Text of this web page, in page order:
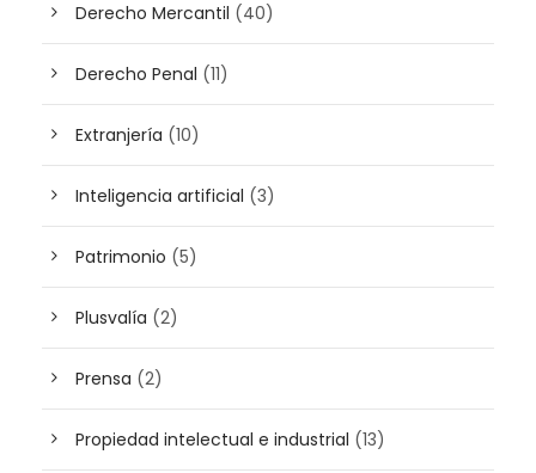
Derecho Mercantil (40)
Derecho Penal (11)
Extranjería (10)
Inteligencia artificial (3)
Patrimonio (5)
Plusvalía (2)
Prensa (2)
Propiedad intelectual e industrial (13)